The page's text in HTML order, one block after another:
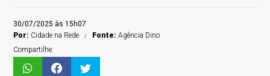
30/07/2025 às 15h07
Por: Cidade na Rede Fonte:Agência Dino
Compartilhe: